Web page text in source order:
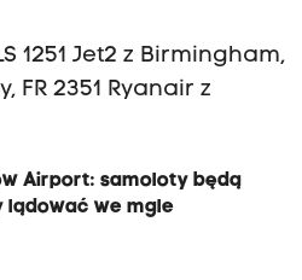
1251 Jet2 z Birmingham,
FR 2351 Ryanair z
Airport: samoloty będą
lądować we mgle